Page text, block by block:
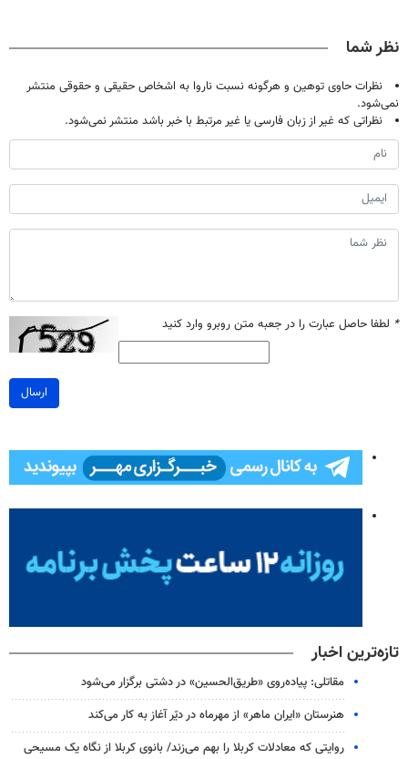
نظر شما
نظرات حاوی توهین و هرگونه نسبت ناروا به اشخاص حقیقی و حقوقی منتشر
نمی‌شود.
نظراتی که غیر از زبان فارسی یا غیر مرتبط با خبر باشد منتشر نمی‌شود.
* لطفا حاصل عبارت را در جعبه متن روبرو وارد کنید
ارسال
تازه‌ترین اخبار
مقاتلی: پیاده‌روی «طریق‌الحسین» در دشتی برگزار می‌شود
هنرستان «ایران ماهر» از مهرماه در دیّر آغاز به کار می‌کند
روایتی که معادلات کربلا را بهم می‌زند/ بانوی کربلا از نگاه یک مسیحی